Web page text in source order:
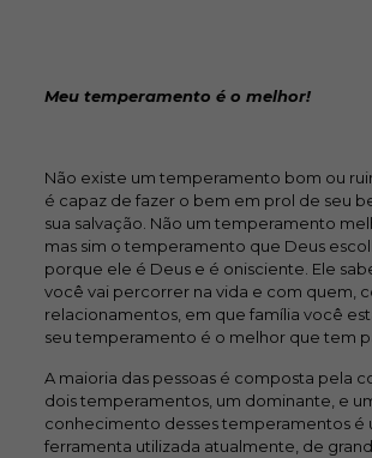
Meu temperamento é o melhor!
Não existe um temperamento bom ou
é capaz de fazer o bem em prol de seu
sua salvação. Não um temperamento
mas sim o temperamento que Deus
porque ele é Deus e é onisciente. Ele
você vai percorrer na vida e com quem,
relacionamentos, em que família você
seu temperamento é o melhor que tem
A maioria das pessoas é composta pela
dois temperamentos, um dominante, e
conhecimento desses temperamentos é
ferramenta utilizada atualmente, de